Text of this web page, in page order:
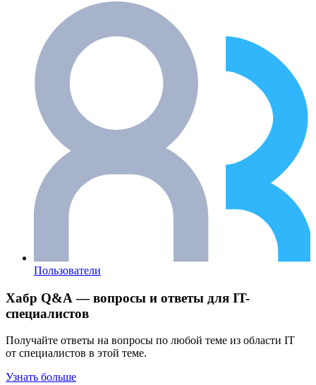
Пользователи
Хабр Q&A — вопросы и ответы для IT-
специалистов
Получайте ответы на вопросы по любой теме из области IT
от специалистов в этой теме.
Узнать больше